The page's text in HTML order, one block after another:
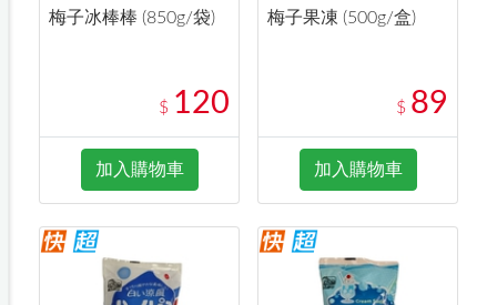
梅子冰棒棒 (850g/袋)
$ 120
加入購物車
梅子果凍 (500g/盒)
$ 89
加入購物車